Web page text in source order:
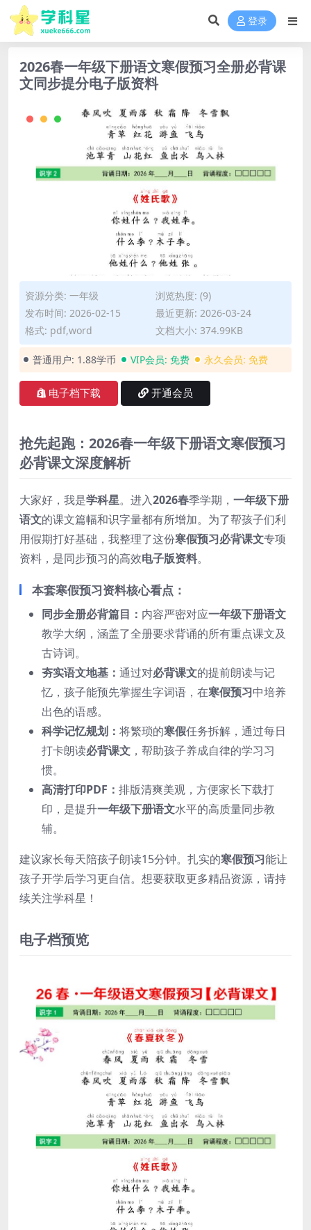
登录
2026春一年级下册语文寒假预习全册必背课
文同步提分电子版资料
资源分类: 一年级
浏览热度: (9)
发布时间: 2026-02-15
最近更新: 2026-03-24
格式: pdf,word
文档大小: 374.99KB
普通用户: 1.88学币 VIP会员: 免费 永久会员: 免费
电子档下载 开通会员
抢先起跑：2026春一年级下册语文寒假预习
必背课文深度解析
大家好，我是学科星。进入2026春季学期， 一年级下册
语文的课文篇幅和识字量都有所增加。为了帮孩子们利
用假期打好基础，我整理了这份寒假预习必背课文专项
资料，是同步预习的高效电子版资料。
本套寒假预习资料核心看点：
同步全册必背篇目： 内容严密对应一年级下册语文
教学大纲，涵盖了全册要求背诵的所有重点课文及
古诗词。
夯实语文地基： 通过对必背课文的提前朗读与记
忆，孩子能预先掌握生字词语，在寒假预习中培养
出色的语感。
科学记忆规划： 将繁琐的寒假任务拆解，通过每日
打卡朗读必背课文 ，帮助孩子养成自律的学习习
惯。
高清打印PDF： 排版清爽美观，方便家长下载打
印，是提升一年级下册语文水平的高质量同步教
辅。
建议家长每天陪孩子朗读15分钟。扎实的寒假预习能让
孩子开学后学习更自信。想要获取更多精品资源，请持
续关注学科星！
电子档预览